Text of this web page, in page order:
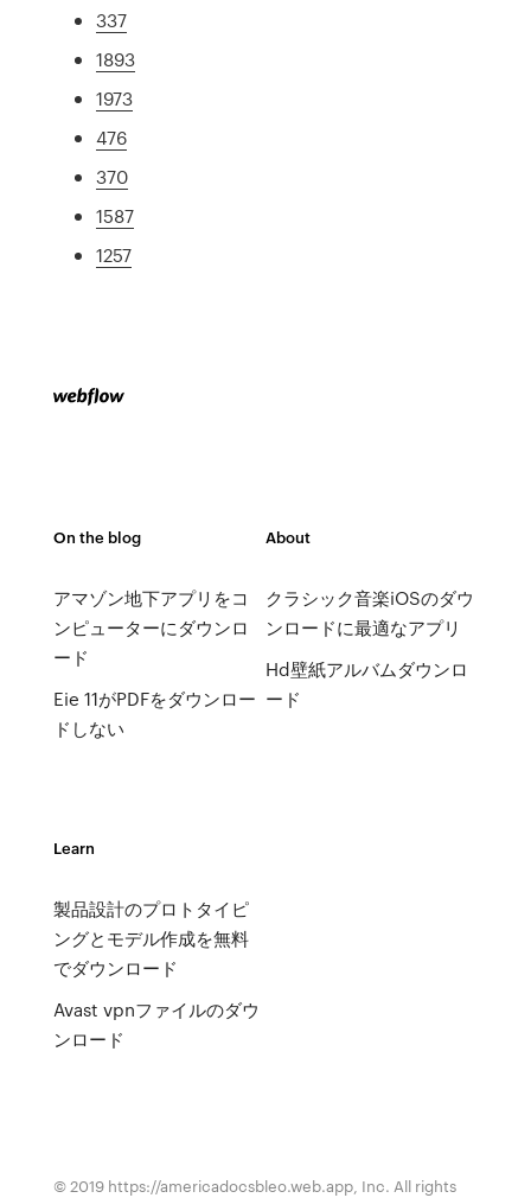
337
1893
1973
476
370
1587
1257
On the blog
アマゾン地下アプリをコ
ンピューターにダウンロ
ード
Eie 11がPDFをダウンロー
ドしない
About
クラシック音楽iOSのダウ
ンロードに最適なアプリ
Hd壁紙アルバムダウンロ
ード
Learn
製品設計のプロトタイピ
ングとモデル作成を無料
でダウンロード
Avast vpnファイルのダウ
ンロード
© 2019 https://americadocsbleo.web.app, Inc. All rights